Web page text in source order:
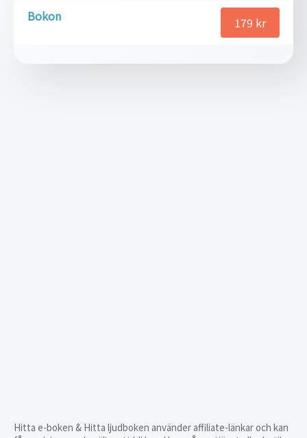
Bokon 179 kr
Hitta e-boken & Hitta ljudboken använder affiliate-länkar och kan